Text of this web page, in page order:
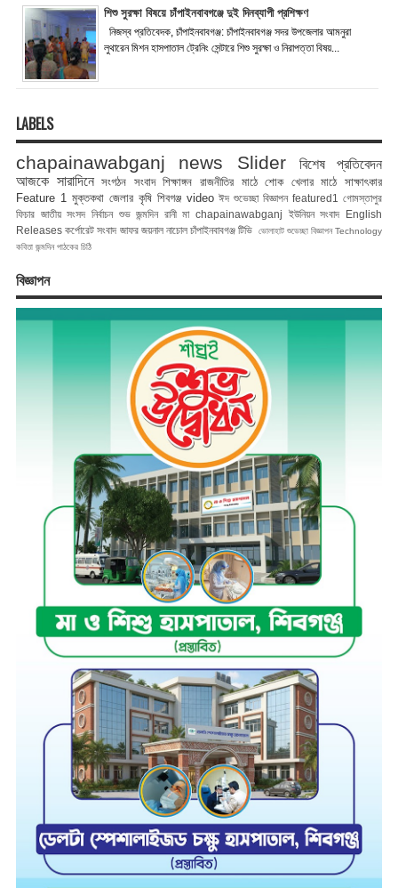
শিশু সুরক্ষা বিষয়ে চাঁপাইনবাবগঞ্জে দুই দিনব্যাপী প্রশিক্ষণ
নিজস্ব প্রতিবেদক, চাঁপাইনবাবগঞ্জ: চাঁপাইনবাবগঞ্জ সদর উপজেলার আমনুরা
লুথারেন মিশন হাসপাতাল ট্রেনিং সেন্টারে শিশু সুরক্ষা ও নিরাপত্তা বিষয়...
LABELS
chapainawabganj news Slider
বিশেষ প্রতিবেদন
আজকে সারাদিনে সংগঠন সংবাদ শিক্ষাঙ্গন রাজনীতির মাঠে শোক খেলার মাঠে
সাক্ষাৎকার
Feature 1 মুক্তকথা জেলার কৃষি শিবগঞ্জ video ঈদ শুভেচ্ছা বিজ্ঞাপন featured1
গোমস্তাপুর
ফিচার জাতীয় সংসদ নির্বাচন শুভ জন্মদিন রানী মা chapainawabganj ইউনিয়ন সংবাদ
English
Releases কর্পোরেট সংবাদ জাফর জয়নাল নাচোল চাঁপাইনবাবগঞ্জ টিভি ভোলাহাট শুভেচ্ছা বিজ্ঞাপন Technology
কবিতা জন্মদিন পাঠকের চিঠি
বিজ্ঞাপন